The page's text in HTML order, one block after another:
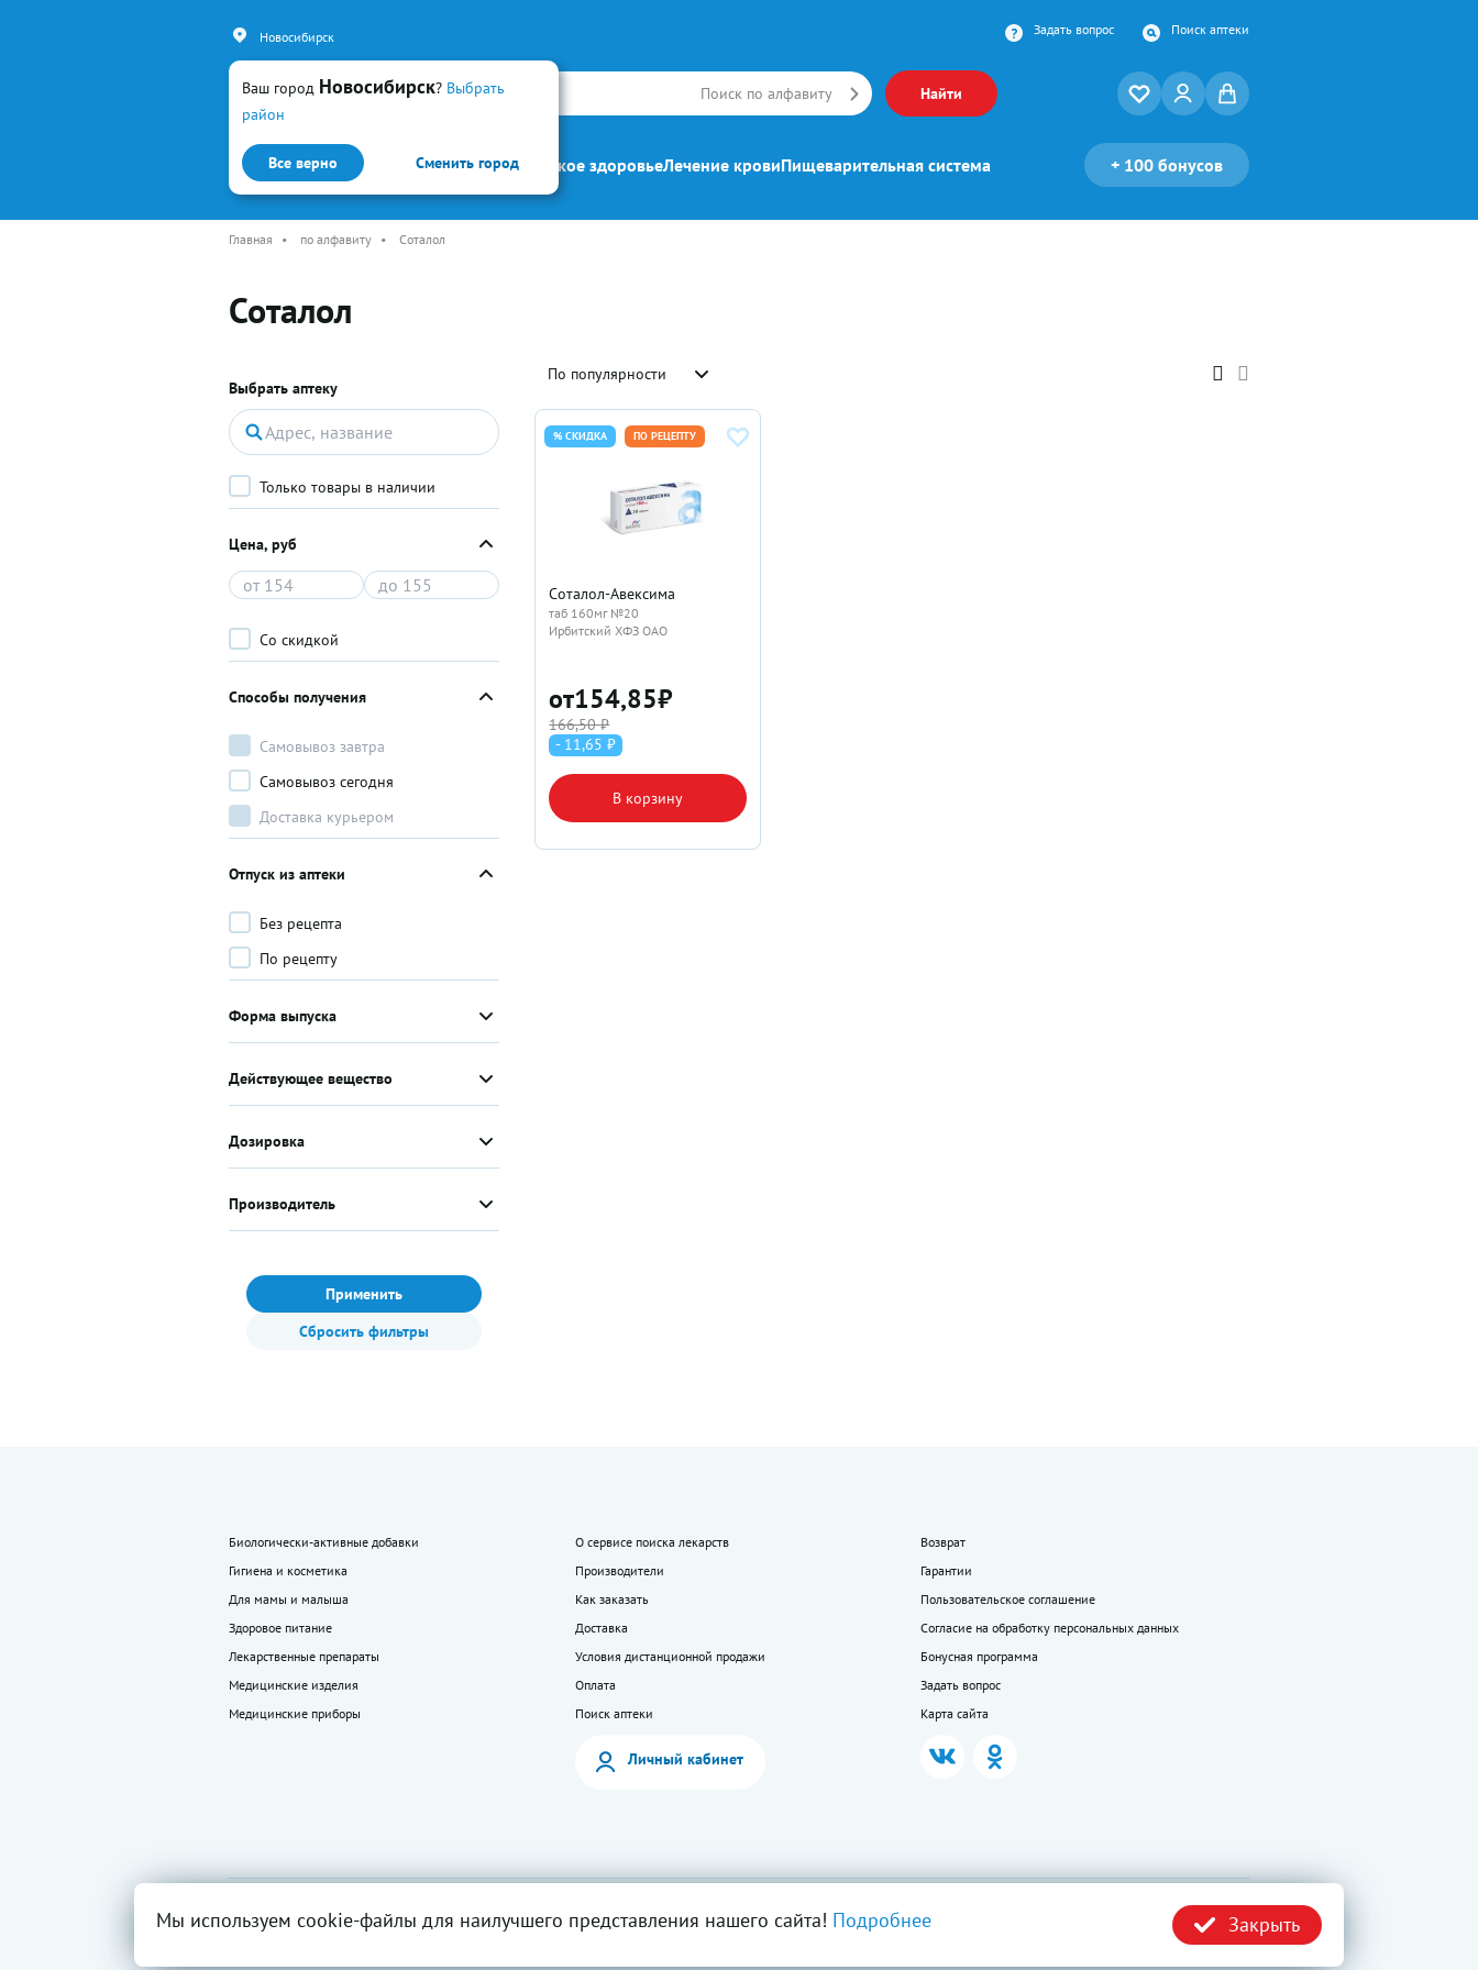
Ваш город Новосибирск? Выбрать
район
Все верно Сменить город
Новосибирск Задать вопрос Поиск аптеки
Искать Поиск по алфавиту Найти
Каталог Простуда и гриппЖенское здоровьеЛечение кровиПищеварительная система + 100 бонусов
Главная • по алфавиту • Соталол
Соталол
Выбрать аптеку
Только товары в наличии
Цена, руб
Со скидкой
Способы получения
Самовывоз завтра
Самовывоз сегодня
Доставка курьером
Отпуск из аптеки
Без рецепта
По рецепту
Форма выпуска
Действующее вещество
Дозировка
Производитель
Применить
Сбросить фильтры
По популярности
% СКИДКА ПО РЕЦЕПТУ
Соталол-Авексима
таб 160мг №20
Ирбитский ХФЗ ОАО
от154,85₽
166,50 ₽
- 11,65 ₽
В корзину
Биологически-активные добавки
Гигиена и косметика
Для мамы и малыша
Здоровое питание
Лекарственные препараты
Медицинские изделия
Медицинские приборы
О сервисе поиска лекарств
Производители
Как заказать
Доставка
Условия дистанционной продажи
Оплата
Поиск аптеки
Возврат
Гарантии
Пользовательское соглашение
Согласие на обработку персональных данных
Бонусная программа
Задать вопрос
Карта сайта
Личный кабинет
«LEKkupi»
Все права
защищены.
Вся информация на сайте — собственность ООО «Моя аптека». Публикация с сайта www.lekkupi.ru без
разрешения запрещена.
конфиденциальности
Мы используем cookie-файлы для наилучшего представления нашего сайта! Подробнее Закрыть